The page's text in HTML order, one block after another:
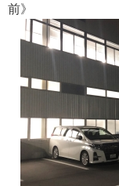
前》